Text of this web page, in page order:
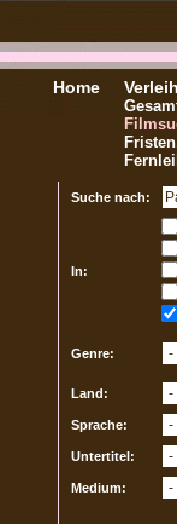
Home Verleih
Suche nach:
In:
Genre:
Land:
Sprache:
Untertitel:
Medium: